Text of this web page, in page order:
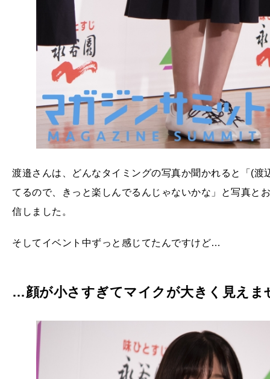
渡邉さんは、どんなタイミングの写真か聞かれると「(
てるので、きっと楽しんでるんじゃないかな」と写真と
信しました。
そしてイベント中ずっと感じてたんですけど…
…顔が小さすぎてマイクが大きく見えま